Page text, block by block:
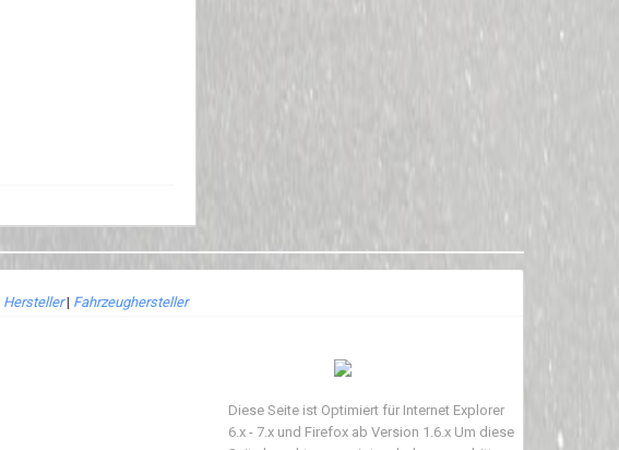
Hersteller| Fahrzeughersteller
Diese Seite ist Optimiert für Internet Explorer
6.x - 7.x und Firefox ab Version 1.6.x Um diese